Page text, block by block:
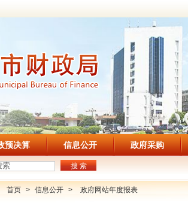
预决算 信息公开 政府采购
搜 索
首页 > 信息公开 > 政府网站年度报表